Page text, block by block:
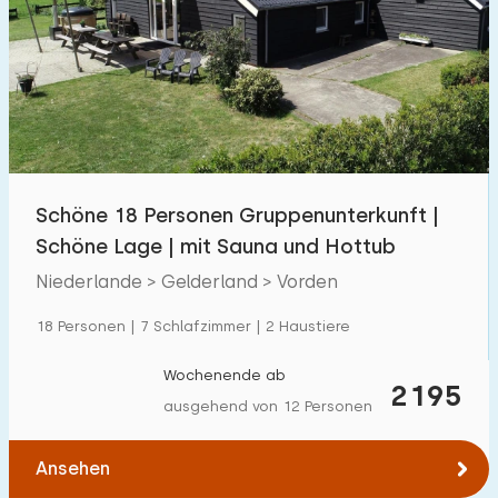
Schwimmbad 50
Eingezäunter Garten 73
Haustierfrei 134
Fahrradschuppen 107
Budget
€ 0 — € 1000+
Mindestanzahl
Schöne 18 Personen Gruppenunterkunft |
Schöne Lage | mit Sauna und Hottub
Niederlande > Gelderland > Vorden
18 Personen | 7 Schlafzimmer | 2 Haustiere
2195
Wochenende ab
ausgehend von 12 Personen
Ansehen